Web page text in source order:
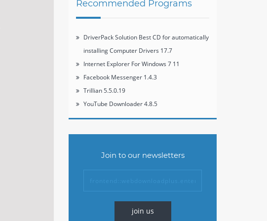
Recommended Programs
DriverPack Solution Best CD for automatically
installing Computer Drivers 17.7
Internet Explorer For Windows 7 11
Facebook Messenger 1.4.3
Trillian 5.5.0.19
YouTube Downloader 4.8.5
Join to our newsletters
join us